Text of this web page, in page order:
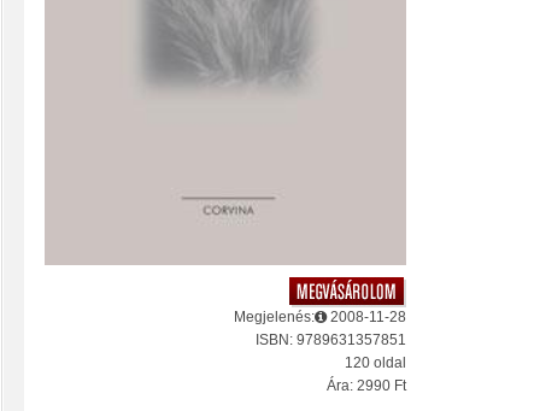
Megjelenés:
2008-11-28
ISBN: 9789631357851
120 oldal
Ára: 2990 Ft